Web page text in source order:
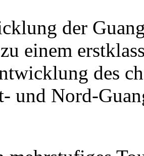
der
einem
des
und Nord-